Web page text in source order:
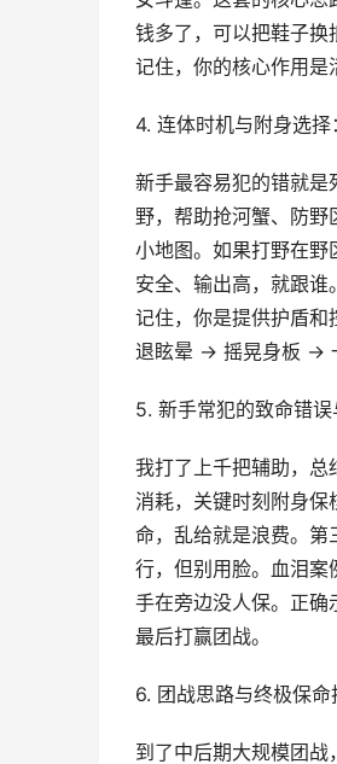
钱多了，可以把鞋子换
记住，你的核心作用是
4. 连体时机与附身选
新手最容易犯的错就是
野，帮助抢河蟹、防
小地图。如果打野在野
安全、输出高，就跟谁
记住，你是提供护盾和
退眩晕 → 摇晃身板 →
5. 新手常犯的致命错误
我打了上千把辅助，总
消耗，关键时刻附身保
命，乱给就是浪费。第
行，但别用脸。血泪案
手在旁边没人保。正确
最后打赢团战。
6. 团战思路与终极保命
到了中后期大规模团战